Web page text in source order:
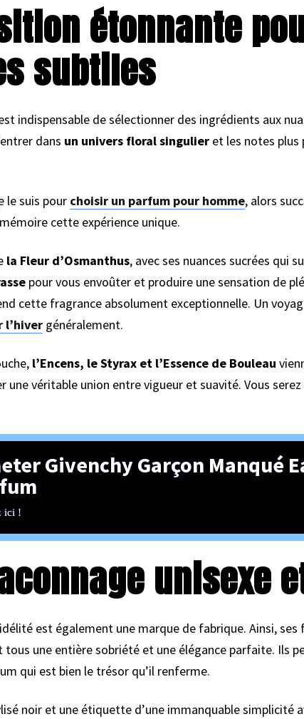
étonnante
subtiles
indispensable de sélectionner des ingrédients aux
dans un univers floral singulieret les notes plus
le suis pour choisir un parfum pour homme, alors
cette expérience unique.
la Fleur d’Osmanthus, avec ses nuances sucrées qui
pour vous envoûter et produire une sensation de
cette fragrance absolument exceptionnelle. Un
l’hivergénéralement.
l’Encens, le Styrax et l’Essence de Bouleau
une véritable union entre vigueur et suavité. Vous
Givenchy Garçon Manqué
ici !
unisexe
est également une marque de fabrique. Ainsi,
tous une entière sobriété et une élégance parfaite. Ils
qui est bien le trésor qu’il renferme.
noir et une étiquette d’une immanquable simplicité